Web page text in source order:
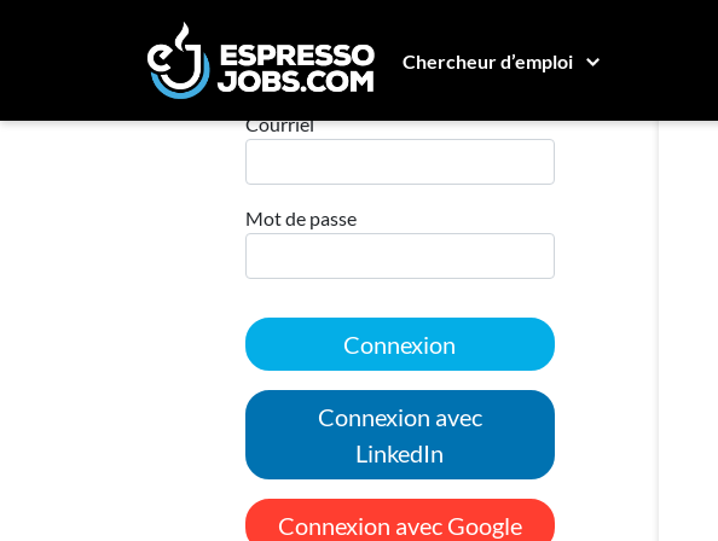
Chercheur d’emploi
Connexion
Courriel
Mot de passe
Connexion
Connexion avec
LinkedIn
Connexion avec Google